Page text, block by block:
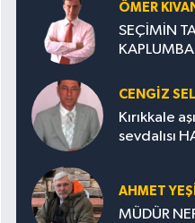
ÖMER
SEÇİMİN
CENGİZ
Kırıkkale
sevdalısı
AHMET
MÜDÜR